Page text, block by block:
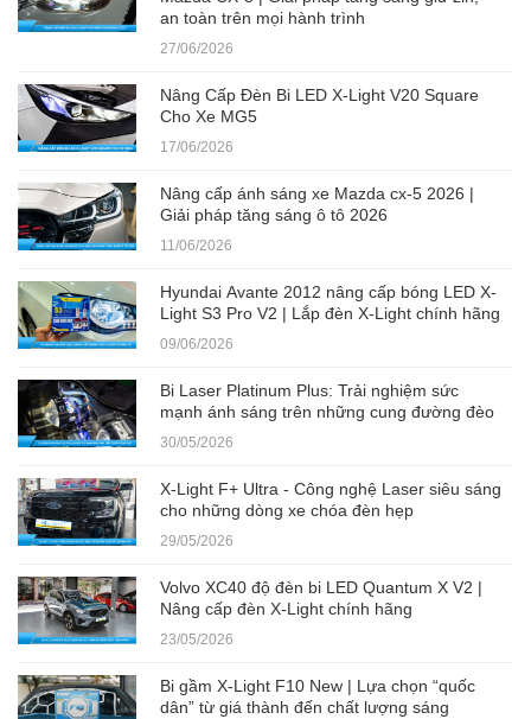
an toàn trên mọi hành trình
27/06/2026
Nâng Cấp Đèn Bi LED X-Light V20 Square
Cho Xe MG5
17/06/2026
Nâng cấp ánh sáng xe Mazda cx-5 2026 |
Giải pháp tăng sáng ô tô 2026
11/06/2026
Hyundai Avante 2012 nâng cấp bóng LED X-
Light S3 Pro V2 | Lắp đèn X-Light chính hãng
09/06/2026
Bi Laser Platinum Plus: Trải nghiệm sức
mạnh ánh sáng trên những cung đường đèo
30/05/2026
X-Light F+ Ultra - Công nghệ Laser siêu sáng
cho những dòng xe chóa đèn hẹp
29/05/2026
Volvo XC40 độ đèn bi LED Quantum X V2 |
Nâng cấp đèn X-Light chính hãng
23/05/2026
Bi gầm X-Light F10 New | Lựa chọn “quốc
dân” từ giá thành đến chất lượng sáng